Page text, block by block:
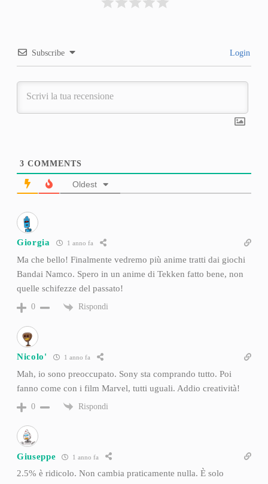
Subscribe Login
3 COMMENTS
Oldest
Giorgia 1 anno fa
Ma che bello! Finalmente vedremo più anime tratti dai giochi
Bandai Namco. Spero in un anime di Tekken fatto bene, non
quelle schifezze del passato!
0 Rispondi
Nicolo' 1 anno fa
Mah, io sono preoccupato. Sony sta comprando tutto. Poi
fanno come con i film Marvel, tutti uguali. Addio creatività!
0 Rispondi
Giuseppe 1 anno fa
2.5% è ridicolo. Non cambia praticamente nulla. È solo